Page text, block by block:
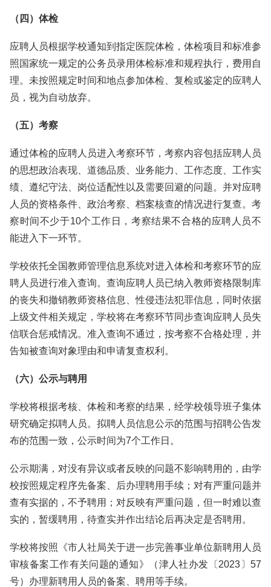
（四）体检
应聘人员根据学校通知到指定医院体检，体检项目和标准参
照国家统一规定的公务员录用体检标准和规程执行，费用自
理。未按照规定时间和地点参加体检、复检或鉴定的应聘人
员，视为自动放弃。
（五）考察
通过体检的应聘人员进入考察环节，考察内容包括应聘人员
的思想政治表现、道德品质、业务能力、工作态度、工作实
绩、遵纪守法、岗位适配性以及需要回避的问题。并对应聘
人员的资格条件、政治考察、档案核查的情况进行复查。考
察时间不少于10个工作日，考察结果不合格的应聘人员不
能进入下一环节。
学校依托全国教师管理信息系统对进入体检和考察环节的应
聘人员进行准入查询。查询应聘人员已纳入教师资格限制库
的丧失和撤销教师资格信息、性侵违法犯罪信息，同时依据
上级文件相关规定，学校将在考察环节同步查询应聘人员失
信联合惩戒情况。准入查询不通过，按考察不合格处理，并
告知被查询对象理由和申请复查权利。
（六）公示与聘用
学校将根据考核、体检和考察的结果，经学校领导班子集体
研究确定拟聘人员。拟聘人员信息公示的范围与招聘公告发
布的范围一致，公示时间为7个工作日。
公示期满，对没有异议或者反映的问题不影响聘用的，由学
校按照规定程序先备案、后办理聘用手续；对有严重问题并
查有实据的，不予聘用；对反映有严重问题，但一时难以查
实的，暂缓聘用，待查实并作出结论后再决定是否聘用。
学校将按照《市人社局关于进一步完善事业单位新聘用人员
审核备案工作有关问题的通知》（津人社办发〔2023〕57
号）办理新聘用人员的备案、聘用等手续。